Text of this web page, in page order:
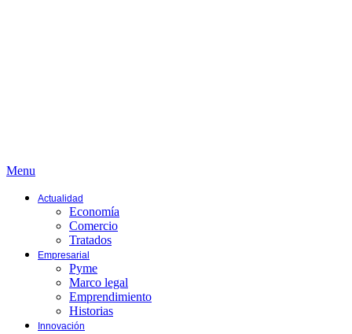
Menu
Actualidad
Economía
Comercio
Tratados
Empresarial
Pyme
Marco legal
Emprendimiento
Historias
Innovación